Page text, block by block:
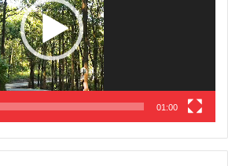
01:00